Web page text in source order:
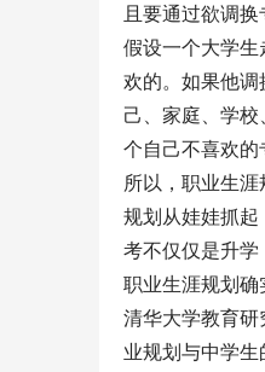
且要通过欲调换
假设一个大学
欢的。如果他
己、家庭、学
个自己不喜欢的
所以，职业生
规划从娃娃抓
考不仅仅是升
职业生涯规划确
清华大学教育
业规划与中学